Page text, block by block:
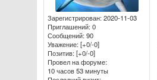
Зарегистрирован: 2020-11-03
Приглашений:0
Сообщений:90
Уважение:[+0/-0]
Позитив:[+0/-0]
Провел на форуме:
10 часов 53 минуты